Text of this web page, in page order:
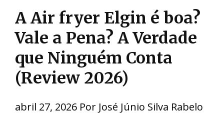
A Air fryer Elgin é boa?
Vale a Pena? A Verdade
que Ninguém Conta
(Review 2026)
abril 27, 2026 Por José Júnio Silva Rabelo